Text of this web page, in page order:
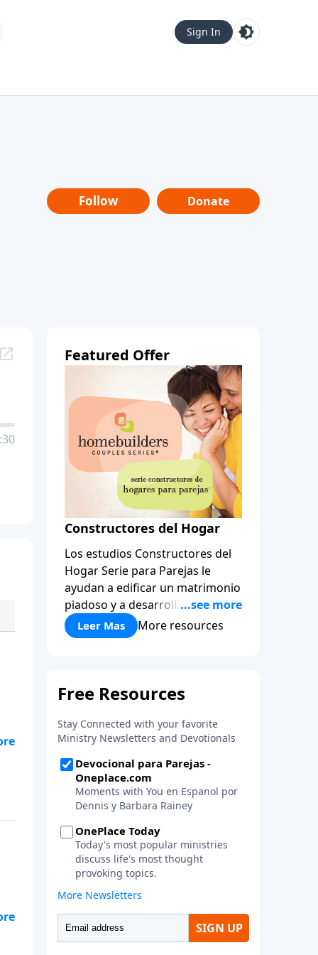
Sign In
Follow Donate
Featured Offer
Constructores del Hogar
Los estudios Constructores del
Hogar Serie para Parejas le
ayudan a edificar un matrimonio
piadoso y a desarrollar
amistades que duren para toda
la vida. ¡Únase a uno de los
los principios de la Palabra de
familia, su iglesia y su
comunidad!
Leer Mas More resources